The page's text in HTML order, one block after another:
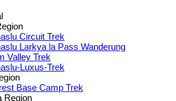
Circuit Trek
Larkya la Pass Wanderung
Valley Trek
Luxus-Trek
Base Camp Trek
Region